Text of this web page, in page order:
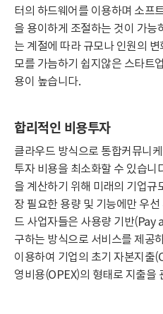
터의 하드웨어를 이용하며 소프
을 용이하게 조절하는 것이 가능
는 계절에 따라 규모나 인원의
모를 가늠하기 쉽지않은 스타트
용이 높습니다.
합리적인 비용투자
클라우드 방식으로 통합커뮤니
투자 비용을 최소화할 수 있습니
을 계산하기 위해 미래의 기업규
장 필요한 용량 및 기능에만 우
드 사업자들은 사용량 기반(Pay
구하는 방식으로 서비스를 제공
이용하여 기업의 초기 자본지출
영비용(OPEX)의 형태로 지출을